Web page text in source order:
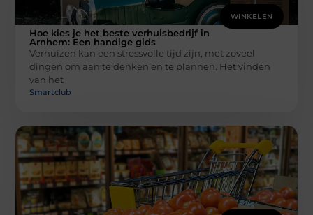
WINKELEN
Hoe kies je het beste verhuisbedrijf in
Arnhem: Een handige gids
Verhuizen kan een stressvolle tijd zijn, met zoveel
dingen om aan te denken en te plannen. Het vinden
van het
Smartclub